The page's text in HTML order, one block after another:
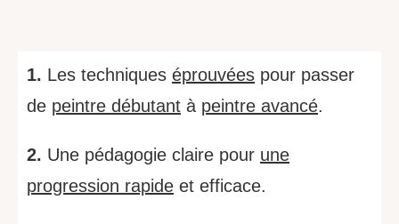
1. Les techniques éprouvées pour passer
de peintre débutant à peintre avancé.
2. Une pédagogie claire pour une
progression rapide et efficace.